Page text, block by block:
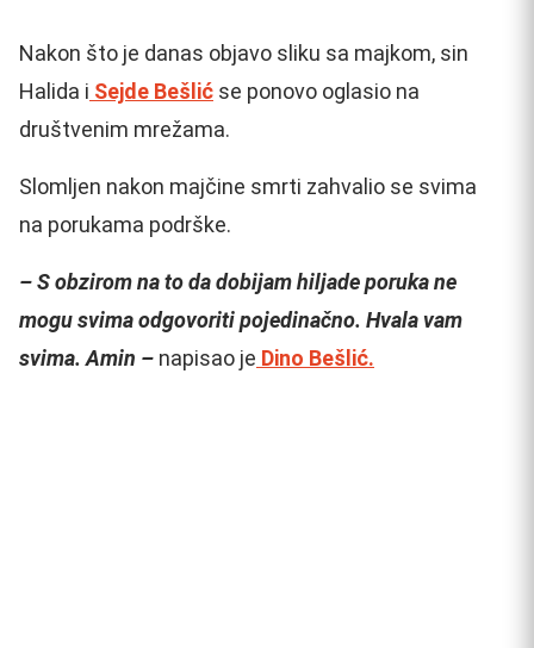
Nakon što je danas objavo sliku sa majkom, sin
Halida i Sejde Bešlić se ponovo oglasio na
društvenim mrežama.
Slomljen nakon majčine smrti zahvalio se svima
na porukama podrške.
– S obzirom na to da dobijam hiljade poruka ne
mogu svima odgovoriti pojedinačno. Hvala vam
svima. Amin – napisao je Dino Bešlić.